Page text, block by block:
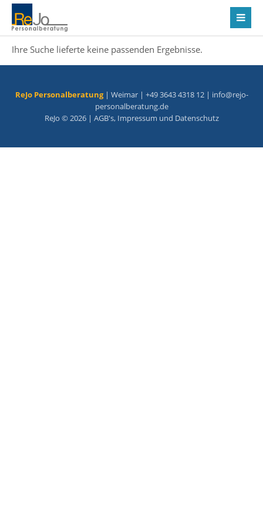
Ihre Suche lieferte keine passenden Ergebnisse.
ReJo Personalberatung| Weimar | +49 3643 4318 12 | info@rejo-
personalberatung.de
ReJo © 2026 | AGB's, Impressum und Datenschutz